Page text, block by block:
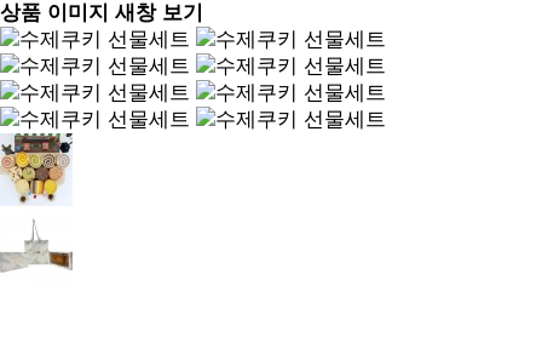
상품 이미지 새창 보기